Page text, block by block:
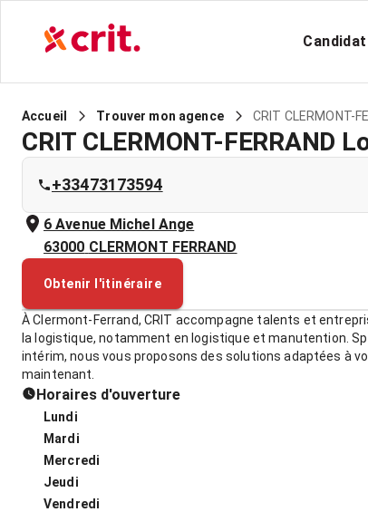
Candidat
Accueil Trouver mon agence CRIT CLERMONT-
CRIT CLERMONT-FERRAND
+33473173594
6 Avenue Michel Ange
63000 CLERMONT FERRAND
Obtenir l'itinéraire
À Clermont-Ferrand, CRIT accompagne talents et
la logistique, notamment en logistique et manutention.
intérim, nous vous proposons des solutions adaptées à
maintenant.
Horaires d'ouverture
Lundi
Mardi
Mercredi
Jeudi
Vendredi